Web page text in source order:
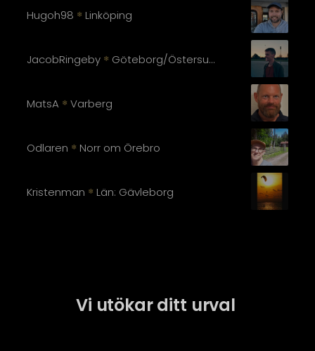
Hugoh98 ❄ Linköping
JacobRingeby ❄ Göteborg/Östersund
MatsA ❄ Varberg
Odlaren ❄ Norr om Örebro
Kristenman ❄ Län: Gävleborg
Vi utökar ditt urval